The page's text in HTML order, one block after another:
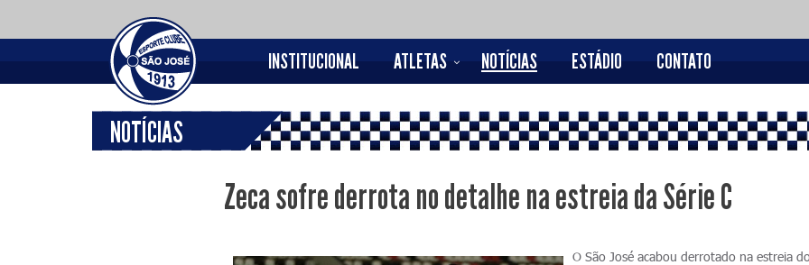
INSTITUCIONAL ATLETAS NOTÍCIAS ESTÁDIO CONTATO
NOTÍCIAS
Zeca sofre derrota no detalhe na estreia da Série C
O São José acabou derrotado na estreia